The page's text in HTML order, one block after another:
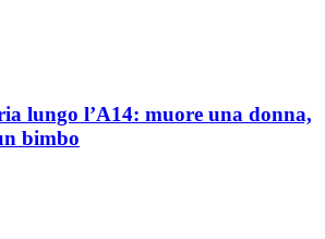
lungo l’A14: muore una donna,
bimbo